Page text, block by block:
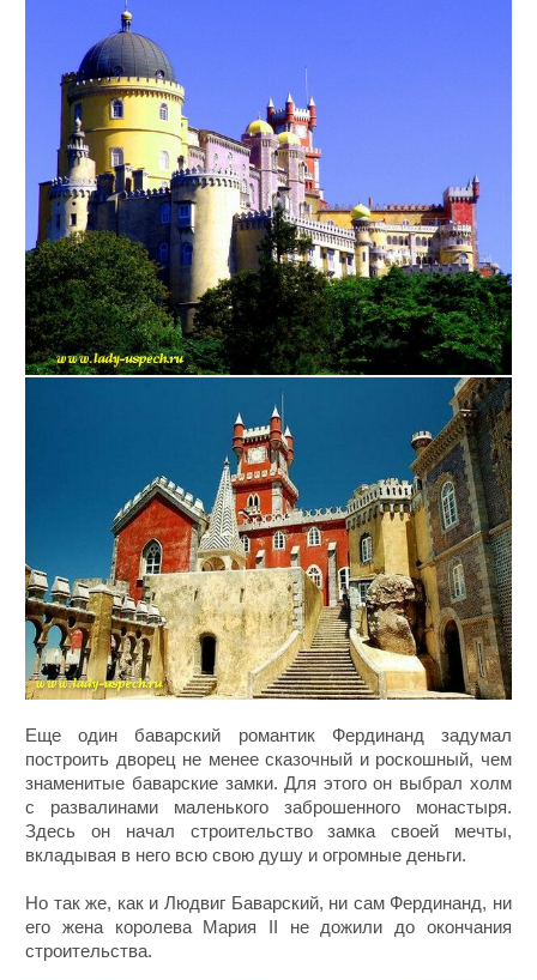
Еще один баварский романтик Фердинанд задумал
построить дворец не менее сказочный и роскошный, чем
знаменитые баварские замки. Для этого он выбрал холм
с развалинами маленького заброшенного монастыря.
Здесь он начал строительство замка своей мечты,
вкладывая в него всю свою душу и огромные деньги.
Но так же, как и Людвиг Баварский, ни сам Фердинанд, ни
его жена королева Мария II не дожили до окончания
строительства.